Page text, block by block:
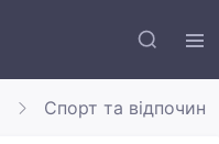
Спорт та